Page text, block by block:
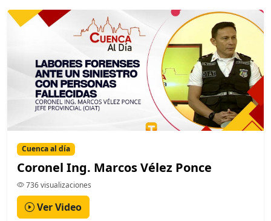
Cuenca al día
Coronel Ing. Marcos Vélez Ponce
736 visualizaciones
Ver Video